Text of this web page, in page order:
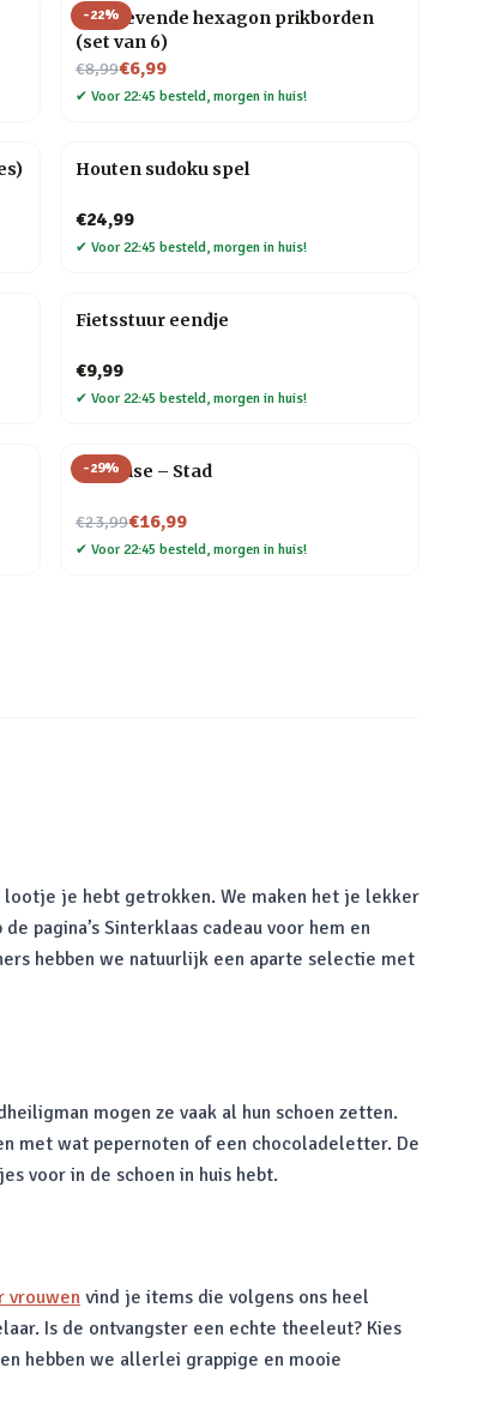
-22%
Zelfklevende hexagon prikborden
(set van 6)
€8,99
Nu voor€6,99
✔ Voor 22:45 besteld, morgen in huis!
Houten sudoku spel
€24,99
✔ Voor 22:45 besteld, morgen in huis!
Fietsstuur eendje
€9,99
✔ Voor 22:45 besteld, morgen in huis!
-29%
Flip Vase – Stad
€23,99
Nu voor€16,99
✔ Voor 22:45 besteld, morgen in huis!
je hebt getrokken. We maken het je lekker
pagina’s Sinterklaas cadeau voor hem en
hebben we natuurlijk een aparte selectie met
mogen ze vaak al hun schoen zetten.
met wat pepernoten of een chocoladeletter. De
voor in de schoen in huis hebt.
vrouwen vind je items die volgens ons heel
Is de ontvangster een echte theeleut? Kies
hebben we allerlei grappige en mooie